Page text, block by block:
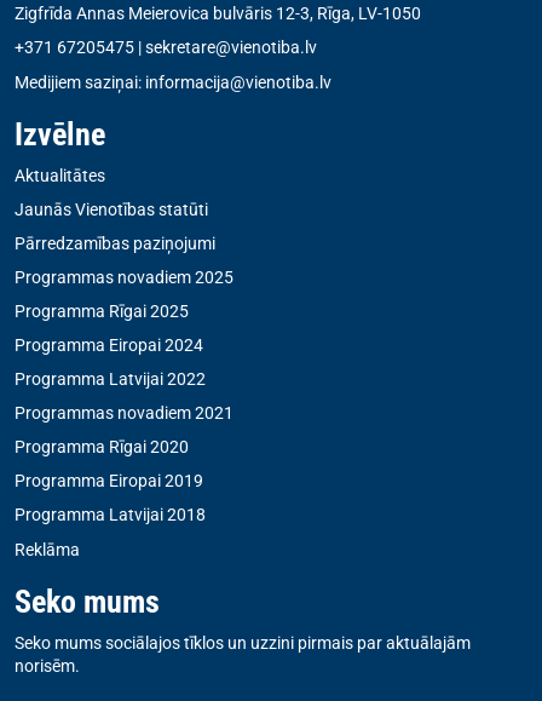
Zigfrīda Annas Meierovica bulvāris 12-3, Rīga, LV-1050
+371 67205475 |sekretare@vienotiba.lv
Medijiem saziņai: informacija@vienotiba.lv
Izvēlne
Aktualitātes
Jaunās Vienotības statūti
Pārredzamības paziņojumi
Programmas novadiem 2025
Programma Rīgai 2025
Programma Eiropai 2024
Programma Latvijai 2022
Programmas novadiem 2021
Programma Rīgai 2020
Programma Eiropai 2019
Programma Latvijai 2018
Reklāma
Seko mums
Seko mums sociālajos tīklos un uzzini pirmais par aktuālajām
norisēm.